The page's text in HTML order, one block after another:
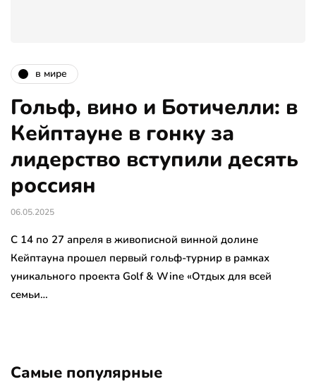
в мире
Гольф, вино и Ботичелли: в
Кейптауне в гонку за
лидерство вступили десять
россиян
06.05.2025
С 14 по 27 апреля в живописной винной долине
Кейптауна прошел первый гольф-турнир в рамках
уникального проекта Golf & Wine «Отдых для всей
семьи…
Самые популярные